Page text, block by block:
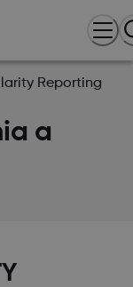
Reporting
a